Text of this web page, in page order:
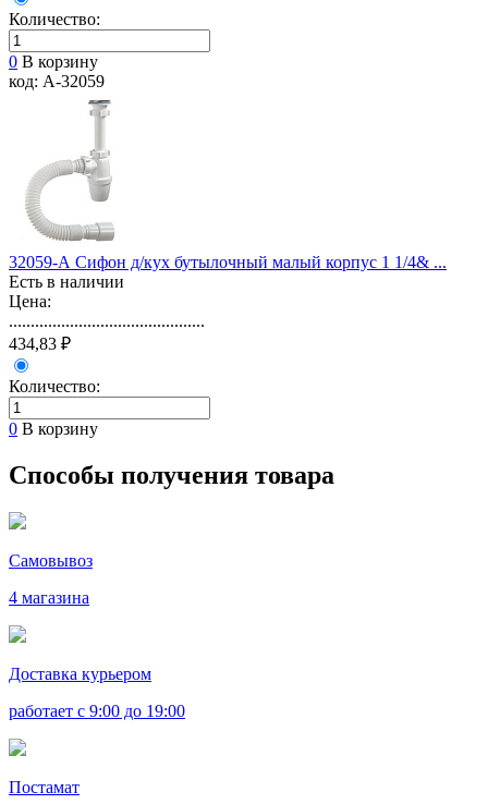
Количество:
0 В корзину
код: А-32059
32059-А Сифон д/кух бутылочный малый корпус 1 1/4& ...
Есть в наличии
Цена:
.............................................
434,83 ₽
Количество:
0 В корзину
Способы получения товара
Самовывоз
4 магазина
Доставка курьером
работает с 9:00 до 19:00
Постамат